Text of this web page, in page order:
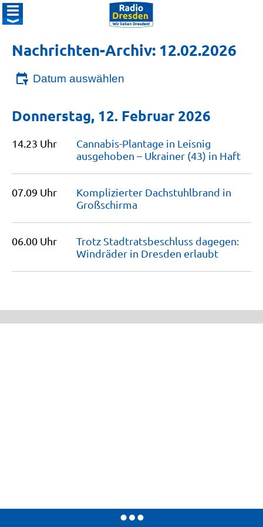
Nachrichten-Archiv: 12.02.2026
Datum auswählen
Donnerstag, 12. Februar 2026
14.23 Uhr
Cannabis-Plantage in Leisnig
ausgehoben – Ukrainer (43) in Haft
07.09 Uhr
Komplizierter Dachstuhlbrand in
Großschirma
06.00 Uhr
Trotz Stadtratsbeschluss dagegen:
Windräder in Dresden erlaubt